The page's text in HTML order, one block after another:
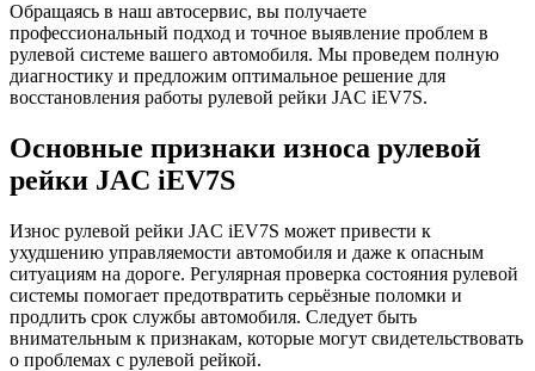
Обращаясь в наш автосервис, вы получаете
профессиональный подход и точное выявление проблем в
рулевой системе вашего автомобиля. Мы проведем полную
диагностику и предложим оптимальное решение для
восстановления работы рулевой рейки JAC iEV7S.
Основные признаки износа рулевой
рейки JAC iEV7S
Износ рулевой рейки JAC iEV7S может привести к
ухудшению управляемости автомобиля и даже к опасным
ситуациям на дороге. Регулярная проверка состояния рулевой
системы помогает предотвратить серьёзные поломки и
продлить срок службы автомобиля. Следует быть
внимательным к признакам, которые могут свидетельствовать
о проблемах с рулевой рейкой.